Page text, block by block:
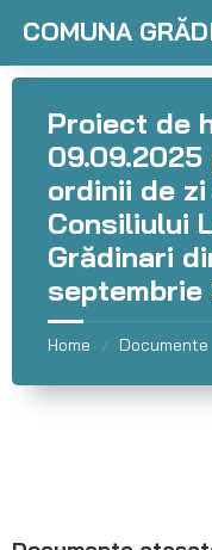
COMUNA
Proiect de
ordinii de
Consiliului
Grădinari
septembrie
Home / Documente